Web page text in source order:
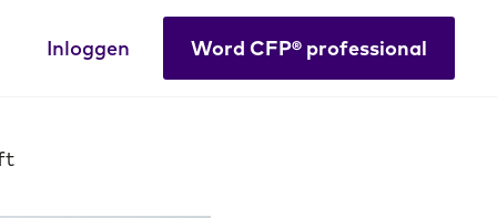
Inloggen Word CFP® professional